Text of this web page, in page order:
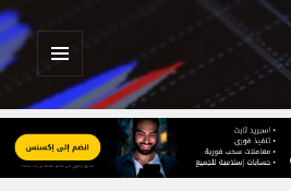
القائمة
والودجات